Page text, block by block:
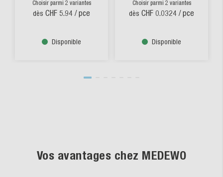
Choisir parmi 2 variantes
dès CHF 5.94 / pce
Disponible
Choisir parmi 2 variantes
dès CHF 0.0324 / pce
Disponible
Vos avantages chez MEDEWO